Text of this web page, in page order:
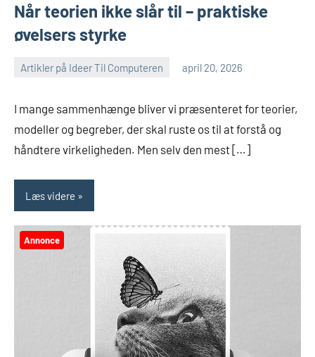
Når teorien ikke slår til – praktiske
øvelsers styrke
Artikler på Ideer Til Computeren april 20, 2026
I mange sammenhænge bliver vi præsenteret for teorier,
modeller og begreber, der skal ruste os til at forstå og
håndtere virkeligheden. Men selv den mest […]
Læs videre
Annonce